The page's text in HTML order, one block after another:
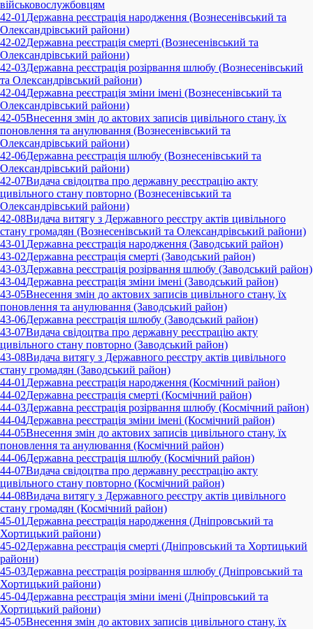
військовослужбовцям
42-01 Державна реєстрація народження (Вознесенівський та
Олександрівський райони)
42-02Державна реєстрація смерті (Вознесенівський та
Олександрівський райони)
42-03Державна реєстрація розірвання шлюбу (Вознесенівський
та Олександрівський райони)
42-04Державна реєстрація зміни імені (Вознесенівський та
Олександрівський райони)
42-05Внесення змін до актових записів цивільного стану, їх
поновлення та анулювання (Вознесенівський та
Олександрівський райони)
42-06Державна реєстрація шлюбу (Вознесенівський та
Олександрівський райони)
42-07Видача свідоцтва про державну реєстрацію акту
цивільного стану повторно (Вознесенівський та
Олександрівський райони)
42-08Видача витягу з Державного реєстру актів цивільного
стану громадян (Вознесенівський та Олександрівський райони)
43-01 Державна реєстрація народження (Заводський район)
43-02Державна реєстрація смерті (Заводський район)
43-03Державна реєстрація розірвання шлюбу (Заводський район)
43-04Державна реєстрація зміни імені (Заводський район)
43-05Внесення змін до актових записів цивільного стану, їх
поновлення та анулювання (Заводський район)
43-06Державна реєстрація шлюбу (Заводський район)
43-07Видача свідоцтва про державну реєстрацію акту
цивільного стану повторно (Заводський район)
43-08Видача витягу з Державного реєстру актів цивільного
стану громадян (Заводський район)
44-01 Державна реєстрація народження (Коcмічний район)
44-02Державна реєстрація смерті (Коcмічний район)
44-03Державна реєстрація розірвання шлюбу (Коcмічний район)
44-04Державна реєстрація зміни імені (Коcмічний район)
44-05Внесення змін до актових записів цивільного стану, їх
поновлення та анулювання (Коcмічний район)
44-06Державна реєстрація шлюбу (Космічний район)
44-07Видача свідоцтва про державну реєстрацію акту
цивільного стану повторно (Космічний район)
44-08Видача витягу з Державного реєстру актів цивільного
стану громадян (Космічний район)
45-01 Державна реєстрація народження (Дніпровський та
Хортицький райони)
45-02Державна реєстрація смерті (Дніпровський та Хортицький
райони)
45-03Державна реєстрація розірвання шлюбу (Дніпровський та
Хортицький райони)
45-04Державна реєстрація зміни імені (Дніпровський та
Хортицький райони)
45-05Внесення змін до актових записів цивільного стану, їх